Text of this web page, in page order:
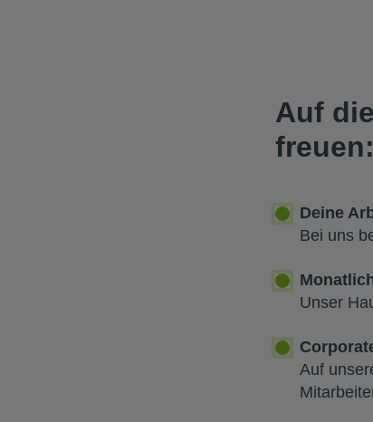
Auf
freuen:
Deine
Bei uns
Unser
Auf